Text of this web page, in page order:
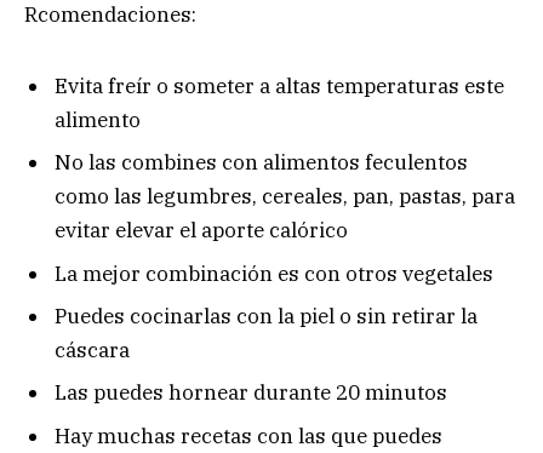
Rcomendaciones:
Evita freír o someter a altas temperaturas este
alimento
No las combines con alimentos feculentos
como las legumbres, cereales, pan, pastas, para
evitar elevar el aporte calórico
La mejor combinación es con otros vegetales
Puedes cocinarlas con la piel o sin retirar la
cáscara
Las puedes hornear durante 20 minutos
Hay muchas recetas con las que puedes